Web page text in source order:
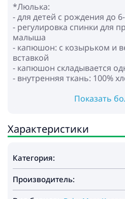
*Люлька:
- для детей с рождения до
- регулировка спинки для
малыша
- капюшон: с козырьком и
вставкой
- капюшон складывается
- внутренняя ткань: 100%
* Прогулочный блок:
- капюшон: с козырьком и
вставкой
- регулируемая спинка до
положения
Показать
Характеристики
Категория:
Производитель: